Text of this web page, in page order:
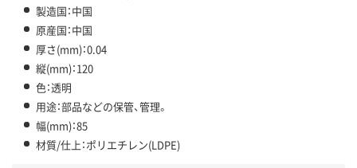
製造国：中国
原産国：中国
厚さ(mm)：0.04
縦(mm)：120
色：透明
用途：部品などの保管、管理。
幅(mm)：85
材質/仕上：ポリエチレン(LDPE)